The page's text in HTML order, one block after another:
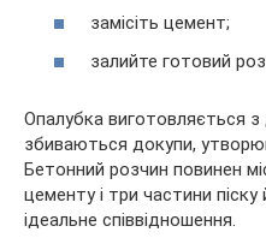
замісіть цемент;
залийте готовий
Опалубка виготовляється
збиваються докупи,
Бетонний розчин повинен
цементу і три частини
ідеальне співвідношення.